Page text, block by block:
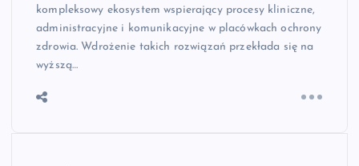
kompleksowy ekosystem wspierający procesy kliniczne,
administracyjne i komunikacyjne w placówkach ochrony
zdrowia. Wdrożenie takich rozwiązań przekłada się na
wyższą…